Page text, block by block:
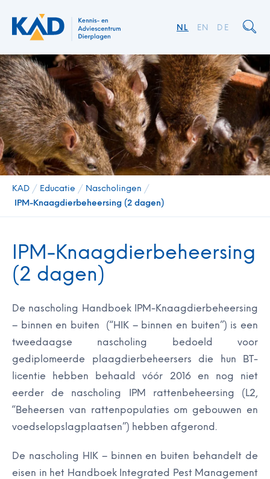
DE
EN
NL
KAD / Educatie / Nascholingen /
IPM-Knaagdierbeheersing (2 dagen)
IPM-Knaagdierbeheersing
(2 dagen)
De nascholing Handboek IPM-Knaagdierbeheersing
– binnen en buiten (“HIK – binnen en buiten”) is een
tweedaagse nascholing bedoeld voor
gediplomeerde plaagdierbeheersers die hun BT-
licentie hebben behaald vóór 2016 en nog niet
eerder de nascholing IPM rattenbeheersing (L2,
“Beheersen van rattenpopulaties om gebouwen en
voedselopslagplaatsen”) hebben afgerond.
De nascholing HIK – binnen en buiten behandelt de
eisen in het Handboek Integrated Pest Management